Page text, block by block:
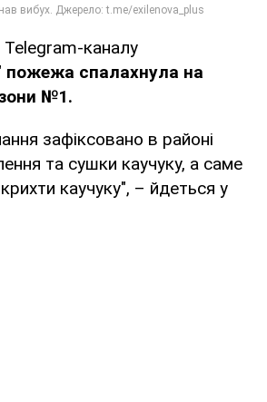
Telegram-каналу
пожежа спалахнула на
№1.
зафіксовано в районі
та сушки каучуку, а саме
крихти каучуку", – йдеться у